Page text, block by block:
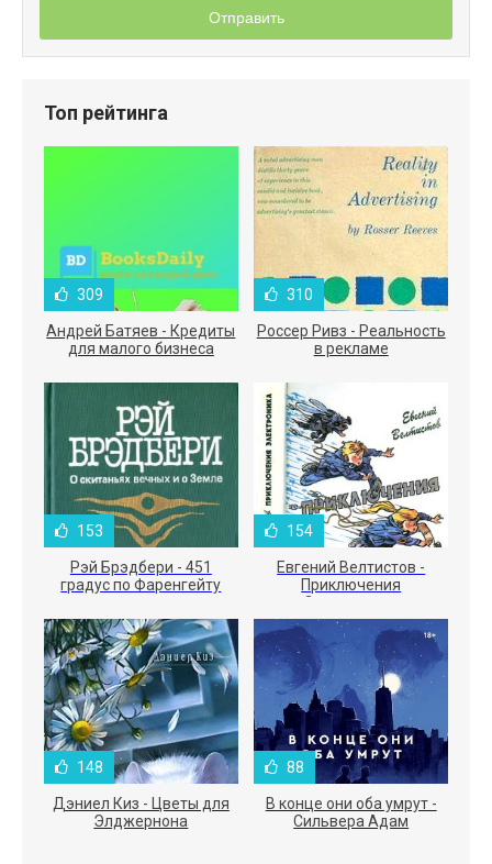
Отправить
Топ рейтинга
309
Андрей Батяев - Кредиты
для малого бизнеса
310
Россер Ривз - Реальность
в рекламе
153
Рэй Брэдбери - 451
градус по Фаренгейту
154
Евгений Велтистов -
Приключения
Электроника
148
Дэниел Киз - Цветы для
Элджернона
88
В конце они оба умрут -
Сильвера Адам